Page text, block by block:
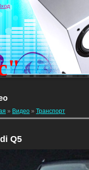
» Видео » Транспорт
Q5